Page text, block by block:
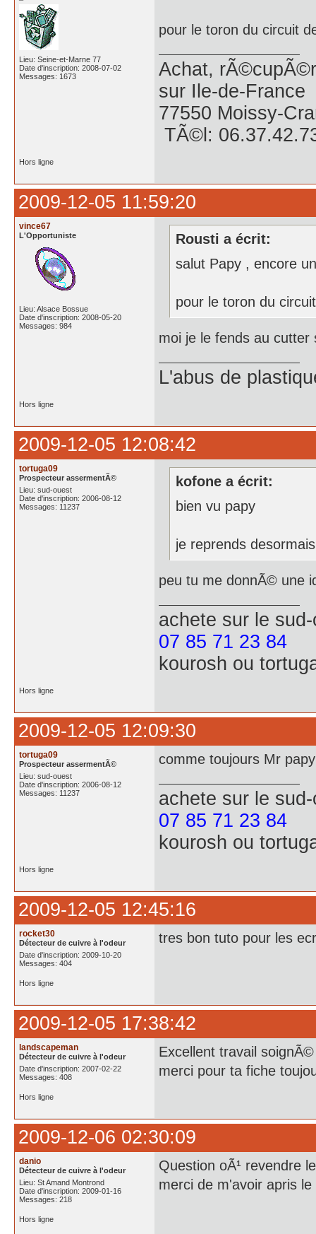
Lieu: Seine-et-Marne 77
Date d'inscription: 2008-07-02
Messages: 1673
pour le toron du circuit
Achat,
sur Ile-de-France
77550 Moissy-
TÃ©l:
Hors ligne
2009-12-05 11:59:20
vince67
L'Opportuniste
Lieu: Alsace Bossue
Date d'inscription: 2008-05-20
Messages: 984
Rousti a écrit:
salut Papy , encore
pour le toron du
moi je le fends au
L'abus de
Hors ligne
2009-12-05 12:08:42
tortuga09
Prospecteur assermentÃ©
Lieu: sud-ouest
Date d'inscription: 2006-08-12
Messages: 11237
kofone a écrit:
bien vu papy
je reprends
peu tu me donnÃ© une
achete sur le
07 85 71 23 84
kourosh ou
Hors ligne
2009-12-05 12:09:30
tortuga09
Prospecteur assermentÃ©
Lieu: sud-ouest
Date d'inscription: 2006-08-12
Messages: 11237
comme toujours Mr
achete sur le
07 85 71 23 84
kourosh ou
Hors ligne
2009-12-05 12:45:16
rocket30
Détecteur de cuivre à l'odeur
Date d'inscription: 2009-10-20
Messages: 404
tres bon tuto pour les
Hors ligne
2009-12-05 17:38:42
landscapeman
Détecteur de cuivre à l'odeur
Date d'inscription: 2007-02-22
Messages: 408
Excellent travail
merci pour ta fiche
Hors ligne
2009-12-06 02:30:09
danio
Détecteur de cuivre à l'odeur
Lieu: St Amand Montrond
Date d'inscription: 2009-01-16
Messages: 218
Question oÃ¹ revendre
merci de m'avoir apris
Hors ligne